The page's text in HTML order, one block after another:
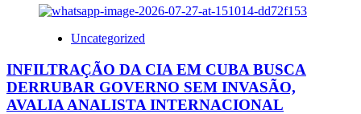
Uncategorized
INFILTRAÇÃO DA CIA EM CUBA BUSCA
DERRUBAR GOVERNO SEM INVASÃO,
AVALIA ANALISTA INTERNACIONAL